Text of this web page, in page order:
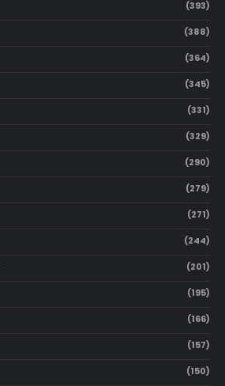
(393)
(388)
(364)
(345)
(331)
(329)
(290)
(279)
(271)
(244)
(201)
(195)
(166)
(157)
(150)